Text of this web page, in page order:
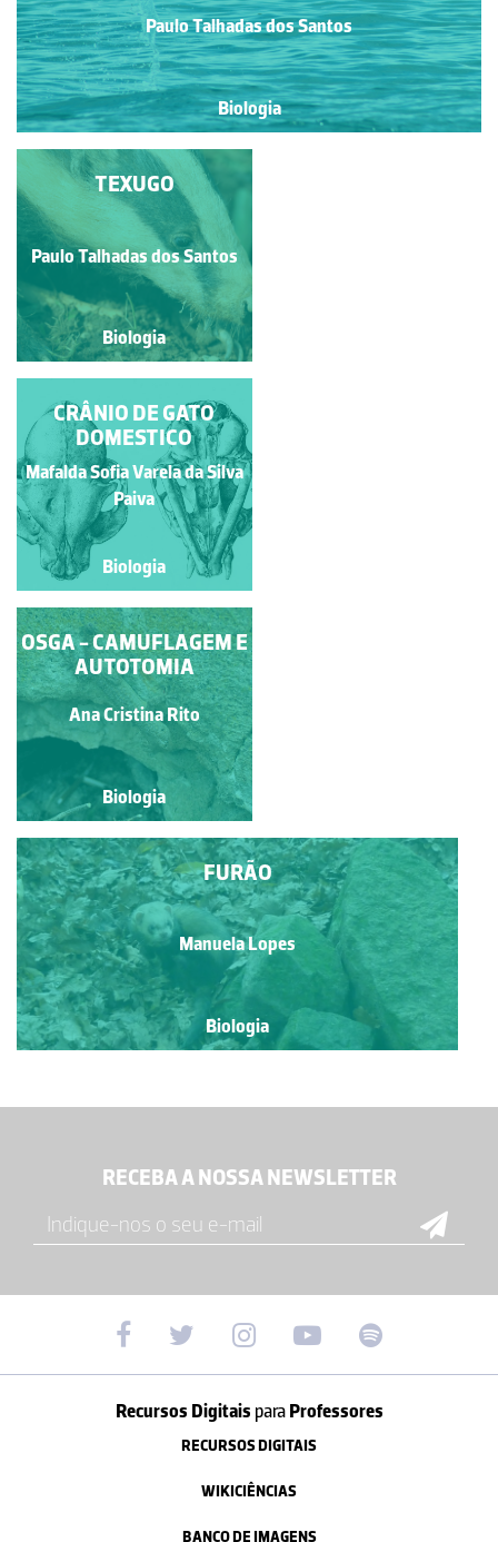
Paulo Talhadas dos Santos
Biologia
PRONGHORN
Paulo Talhadas dos Santos
Biologia
TEXUGO
Paulo Talhadas dos Santos
Biologia
QUATI (WHITE-
NOSED COATI)
Paulo Talhadas dos Santos
Biologia
CRÂNIO DE GATO
DOMESTICO
Mafalda Sofia Varela da Silva
Paiva
Biologia
GATO DOMÉSTICO
Mafalda Sofia Varela da
Silva Paiva
Biologia
FURÃO
Manuela Lopes
Biologia
OSGA - CAMUFLAGEM E
AUTOTOMIA
Ana Cristina Rito
Biologia
RECEBA A NOSSA NEWSLETTER
Recursos Digitais paraProfessores
RECURSOS DIGITAIS
WIKICIÊNCIAS
BANCO DE IMAGENS